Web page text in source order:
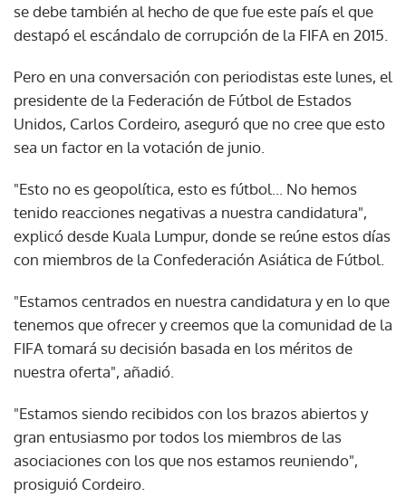
se debe también al hecho de que fue este país el que
destapó el escándalo de corrupción de la FIFA en 2015.
Pero en una conversación con periodistas este lunes, el
presidente de la Federación de Fútbol de Estados
Unidos, Carlos Cordeiro, aseguró que no cree que esto
sea un factor en la votación de junio.
"Esto no es geopolítica, esto es fútbol... No hemos
tenido reacciones negativas a nuestra candidatura",
explicó desde Kuala Lumpur, donde se reúne estos días
con miembros de la Confederación Asiática de Fútbol.
"Estamos centrados en nuestra candidatura y en lo que
tenemos que ofrecer y creemos que la comunidad de la
FIFA tomará su decisión basada en los méritos de
nuestra oferta", añadió.
"Estamos siendo recibidos con los brazos abiertos y
gran entusiasmo por todos los miembros de las
asociaciones con los que nos estamos reuniendo",
prosiguió Cordeiro.